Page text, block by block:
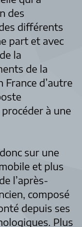
des
différents
part et avec
la
de la
d’autre
à une
sur une
et plus
l’après-
composé
depuis ses
Plus